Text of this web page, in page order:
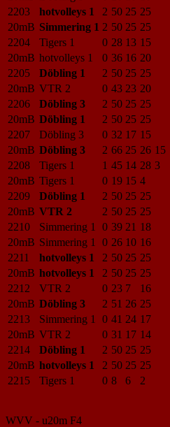
2203
hotvolleys 1 2 50 25 25
20mB Simmering 1 2 50 25 25
2204
Tigers 1 0 28 13 15
20mB hotvolleys 1 0 36 16 20
2205
Döbling 1 2 50 25 25
20mB VTR 2 0 43 23 20
2206
Döbling 3 2 50 25 25
20mB Döbling 1 2 50 25 25
2207
Döbling 3 0 32 17 15
20mB Döbling 3 2 66 25 26 15
2208
Tigers 1 1 45 14 28 3
20mB Tigers 1 0 19 15 4
2209
Döbling 1 2 50 25 25
20mB VTR 2 2 50 25 25
2210
Simmering 1 0 39 21 18
20mB Simmering 1 0 26 10 16
2211
hotvolleys 1 2 50 25 25
20mB hotvolleys 1 2 50 25 25
2212
VTR 2 0 23 7
16
20mB Döbling 3 2 51 26 25
2213
Simmering 1 0 41 24 17
20mB VTR 2 0 31 17 14
2214
Döbling 1 2 50 25 25
20mB hotvolleys 1 2 50 25 25
2215
Tigers 1 0 8 6 2
WVV - u20m F4